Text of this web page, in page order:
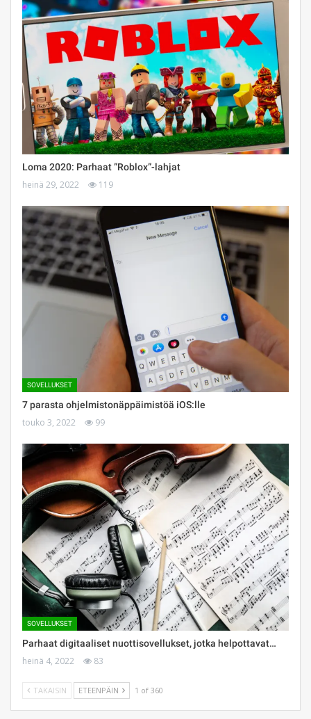
Loma 2020: Parhaat ”Roblox”-lahjat
heinä 29, 2022 119
SOVELLUKSET
7 parasta ohjelmistonäppäimistöä iOS:lle
touko 3, 2022 99
SOVELLUKSET
Parhaat digitaaliset nuottisovellukset, jotka helpottavat…
heinä 4, 2022 83
TAKAISIN ETEENPÄIN 1 of 360